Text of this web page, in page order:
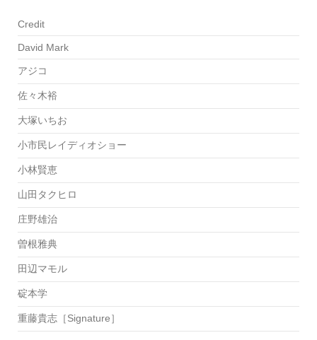
Credit
David Mark
アジコ
佐々木裕
大塚いちお
小市民レイディオショー
小林賢恵
山田タクヒロ
庄野雄治
曽根雅典
田辺マモル
碇本学
重藤貴志［Signature］